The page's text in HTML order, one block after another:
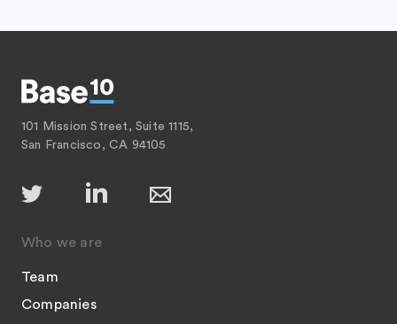
101 Mission Street, Suite 1115,
San Francisco, CA 94105
Who we are
Team
Companies